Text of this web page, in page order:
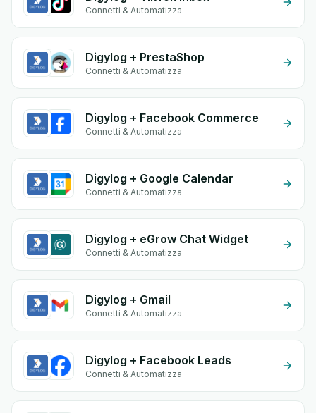
Connetti & Automatizza
Digylog + PrestaShop
Connetti & Automatizza
Digylog + Facebook Commerce
Connetti & Automatizza
Digylog + Google Calendar
Connetti & Automatizza
Digylog + eGrow Chat Widget
Connetti & Automatizza
Digylog + Gmail
Connetti & Automatizza
Digylog + Facebook Leads
Connetti & Automatizza